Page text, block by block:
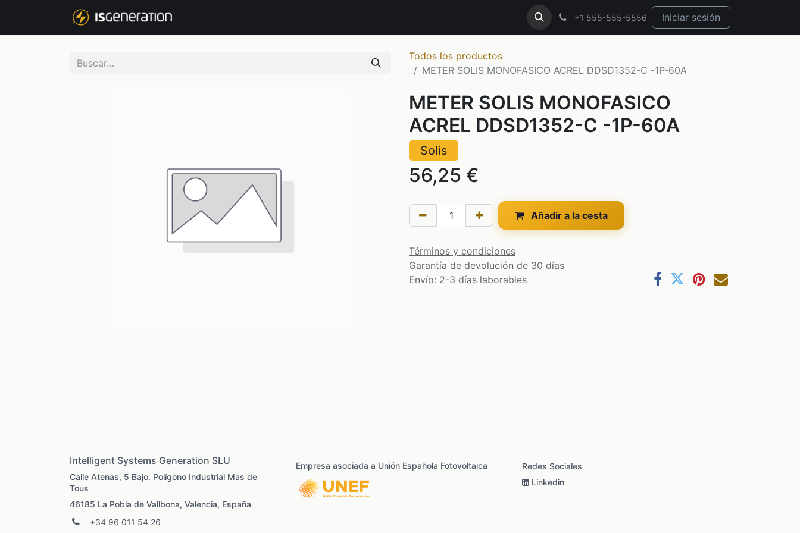
+1 555-555-5556 Iniciar sesión
Todos los productos
METER SOLIS MONOFASICO ACREL DDSD1352-C -1P-60A
METER SOLIS MONOFASICO
ACREL DDSD1352-C -1P-60A
Solis
56,25 €
Añadir a la cesta
Términos y condiciones
Garantía de devolución de 30 días
Envío: 2-3 días laborables
Intelligent Systems Generation SLU
Calle Atenas, 5 Bajo. Polígono Industrial Mas de
Tous
46185 La Pobla de Vallbona, Valencia, España
+34 96 011 54 26
Empresa asociada a Unión Española Fotovoltaica
Redes Sociales
Linkedin